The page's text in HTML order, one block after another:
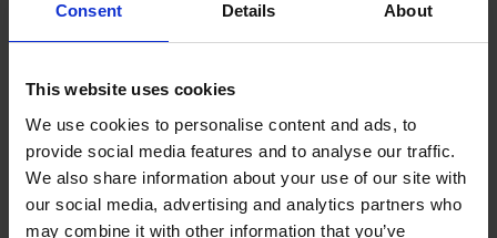
Consent Details About
This website uses cookies
We use cookies to personalise content and ads, to
provide social media features and to analyse our traffic.
We also share information about your use of our site with
our social media, advertising and analytics partners who
may combine it with other information that you’ve
Nejoblíbenější značky
Nejčastěji vybírané barvy
vícebarevná
černá modrá růžová